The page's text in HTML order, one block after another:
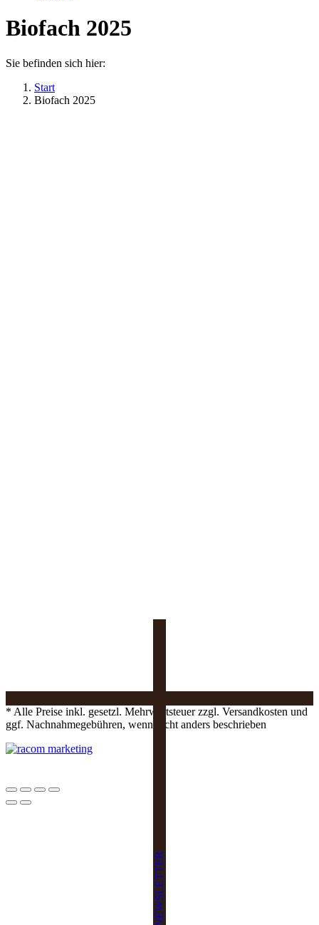
Biofach 2025
Sie befinden sich hier:
Start
Biofach 2025
* Alle Preise inkl. gesetzl. Mehrwertsteuer zzgl. Versandkosten und
ggf. Nachnahmegebühren, wenn nicht anders beschrieben
NEWSLETTER